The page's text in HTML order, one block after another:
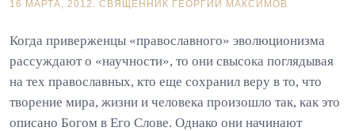
16 МАРТА, 2012. СВЯЩЕННИК ГЕОРГИЙ МАКСИМОВ
Когда приверженцы «православного» эволюционизма
рассуждают о «научности», то они свысока поглядывая
на тех православных, кто еще сохранил веру в то, что
творение мира, жизни и человека произошло так, как это
описано Богом в Его Слове. Однако они начинают